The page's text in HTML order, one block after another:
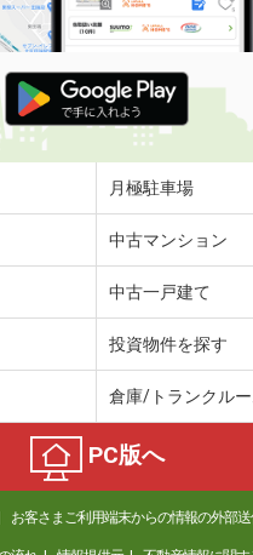
月極駐車場
中古マンション
中古一戸建て
投資物件を探す
倉庫/トランクル
PC版へ
お客さまご利用端末からの情報の外部